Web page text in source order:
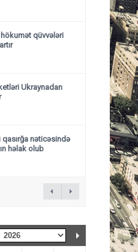
qüvvələri
Ukraynadan
nəticəsində
həlak olub